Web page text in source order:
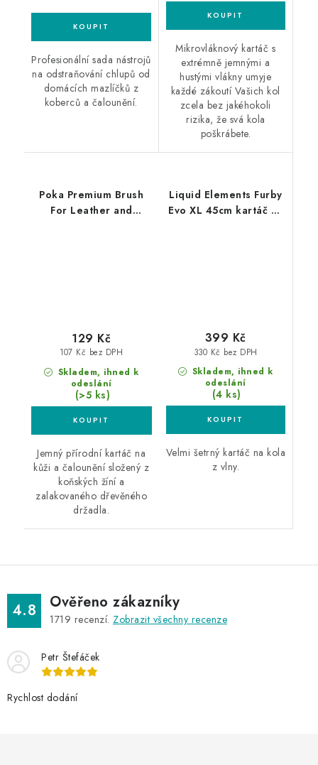
Profesionální sada nástrojů
na odstraňování chlupů od
domácích mazlíčků z
koberců a čalounění.
Mikrovláknový kartáč s
extrémně jemnými a
hustými vlákny umyje
každé zákoutí Vašich kol
zcela bez jakéhokoli
rizika, že svá kola
poškrábete.
Poka Premium Brush
For Leather and
Skladem, ihned k
odeslání
(>5 ks)
107 Kč bez DPH
129 Kč
Jemný přírodní kartáč na
kůži a čalounění složený z
koňských žíní a
zalakovaného dřevěného
držadla.
Liquid Elements Furby
Evo XL 45cm kartáč na
Skladem, ihned k
odeslání
(4 ks)
330 Kč bez DPH
399 Kč
Velmi šetrný kartáč na kola
z vlny.
4.8 Ověřeno zákazníky
1719 recenzí. Zobrazit všechny recenze
Petr Štefáček
Rychlost dodání